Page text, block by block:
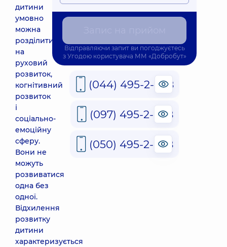
дитини
умовно
можна
розділити
на
руховий
розвиток,
когнітивний
розвиток
і
соціально-
емоційну
сферу.
Вони не
можуть
розвиватися
одна без
одної.
Відхилення
розвитку
дитини
характеризується
Відправляючи запит ви погоджуєтесь
з Угодою користувача ММ «Добробут»
(044) 495-2-888
(097) 495-2-888
(050) 495-2-888